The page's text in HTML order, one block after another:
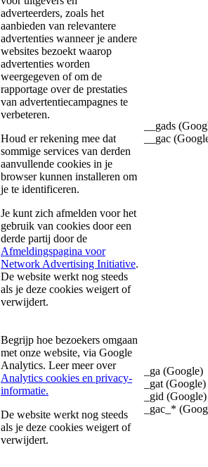
adverteerders, zoals het
aanbieden van relevantere
advertenties wanneer je andere
websites bezoekt waarop
advertenties worden
weergegeven of om de
rapportage over de prestaties
van advertentiecampagnes te
verbeteren.
Houd er rekening mee dat
sommige services van derden
aanvullende cookies in je
browser kunnen installeren om
je te identificeren.
Je kunt zich afmelden voor het
gebruik van cookies door een
derde partij door de
Afmeldingspagina voor
Network Advertising Initiative.
De website werkt nog steeds
als je deze cookies weigert of
verwijdert.
__gads
__gac
Begrijp hoe bezoekers omgaan
met onze website, via Google
Analytics. Leer meer over
Analytics cookies en privacy-
informatie.
De website werkt nog steeds
als je deze cookies weigert of
verwijdert.
_ga (Google)
_gat (Google)
_gid (Google)
_gac_*